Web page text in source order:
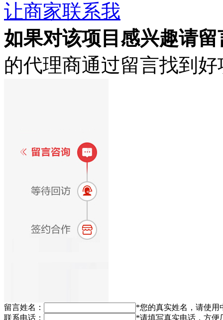
让商家联系我
如果对该项目感兴趣请留
的代理商通过留言找到
留言姓名： *您的真实姓名，请使用
联系电话：
*请填写真实电话，方便